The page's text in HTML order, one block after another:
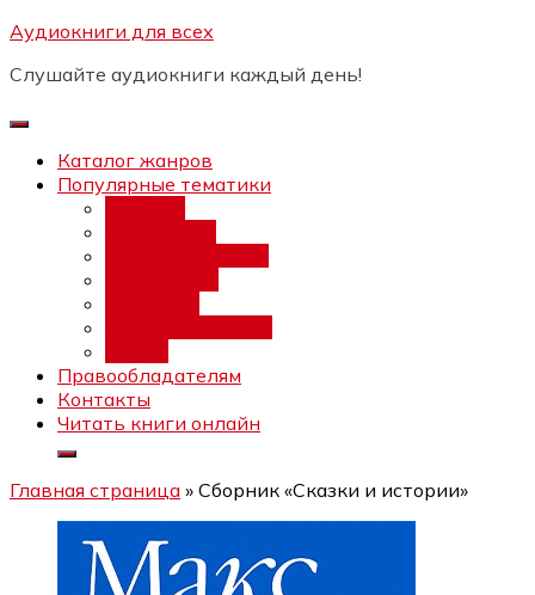
Перейти
содержимому
Аудиокниги для всех
Слушайте аудиокниги каждый день!
Каталог жанров
Популярные тематики
Правообладателям
Контакты
Читать книги онлайн
Главная страница » Сборник «Сказки и истории»
Бесплатный интенсив:
каналов"